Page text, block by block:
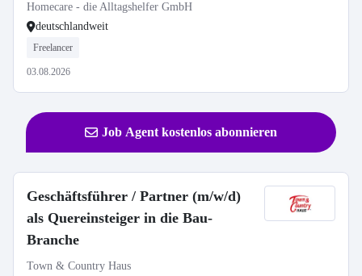
Homecare - die Alltagshelfer GmbH
deutschlandweit
Freelancer
03.08.2026
Job Agent kostenlos abonnieren
Geschäftsführer / Partner (m/w/d)
als Quereinsteiger in die Bau-
Branche
Town & Country Haus